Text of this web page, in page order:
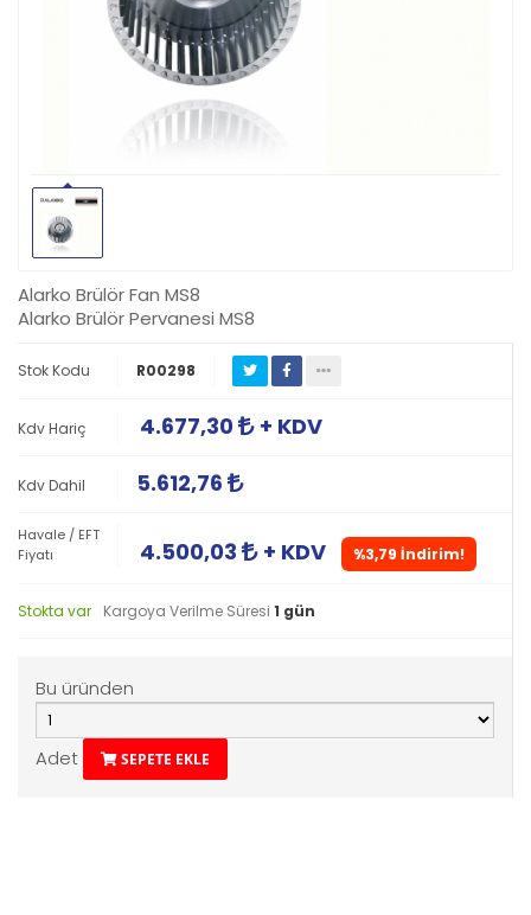
Alarko Brülör Fan MS8
Alarko Brülör Pervanesi MS8
Stok Kodu R00298
Kdv Hariç 4.677,30 + KDV
Kdv Dahil 5.612,76
Havale / EFT
Fiyatı
4.500,03 + KDV %3,79 İndirim!
Stokta var Kargoya Verilme Süresi 1 gün
Bu üründen
Adet SEPETE EKLE